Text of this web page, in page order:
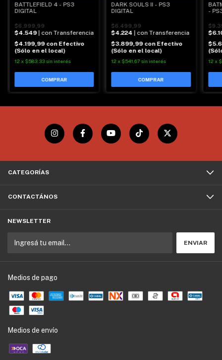
BATTLEFIELD 4 - PS3
DIGITAL
$6.999,99
$4.549 | con Transferencia
$4.199,99 con Efectivo
(Sólo en el local)
12 x $583,33 sin interés
DARK SOULS II - PS3
DIGITAL
$6.499,99
$4.224 | con Transferencia
$3.899,99 con Efectivo
(Sólo en el local)
12 x $541,67 sin interés
-
12 x
CATEGORÍAS
CONTACTÁNOS
NEWSLETTER
Medios de pago
Medios de envío